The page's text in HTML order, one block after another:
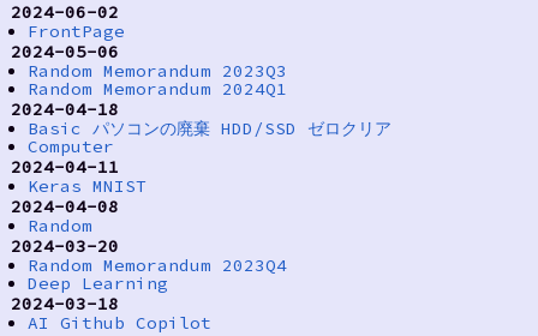
2024-06-02
FrontPage
2024-05-06
Random Memorandum 2023Q3
Random Memorandum 2024Q1
2024-04-18
Basic パソコンの廃棄 HDD/SSD ゼロクリア
Computer
2024-04-11
Keras MNIST
2024-04-08
Random
2024-03-20
Random Memorandum 2023Q4
Deep Learning
2024-03-18
AI Github Copilot